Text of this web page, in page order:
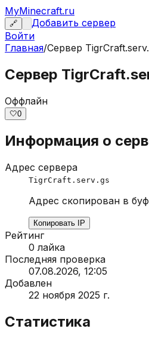
MyMinecraft.ru
🔗
Добавить сервер
Войти
Главная/Сервер
Сервер
Оффлайн
🤍0
Информация о
Адрес сервера
TigrCraft.serv.gs
Адрес скопирован в
Копировать IP
Рейтинг
0 лайка
Последняя проверка
07.08.2026, 12:05
Добавлен
22 ноября 2025 г.
Статистика